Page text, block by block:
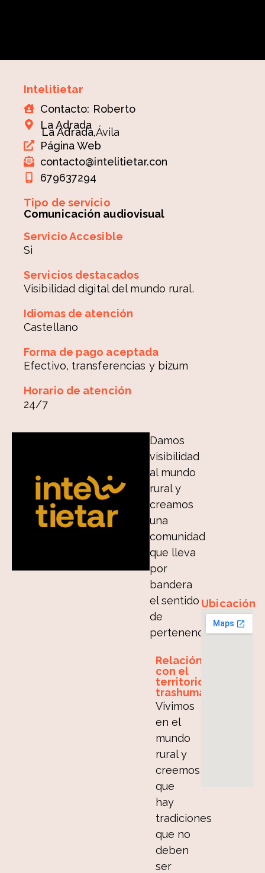
Intelitietar
Contacto: Roberto
La Adrada
La Adrada,Ávila
Página Web
contacto@intelitietar.con
679637294
Tipo de servicio
Comunicación audiovisual
Servicio Accesible
Si
Servicios destacados
Visibilidad digital del mundo rural.
Idiomas de atención
Castellano
Forma de pago aceptada
Efectivo, transferencias y bizum
Horario de atención
24/7
Damos
visibilidad
al mundo
rural y
creamos
una
comunidad
que lleva
por
bandera
el sentido
de
pertenencia.
Relación
con el
territorio
trashumante
Vivimos
en el
mundo
rural y
creemos
que
hay
tradiciones
que no
deben
ser
Ubicación